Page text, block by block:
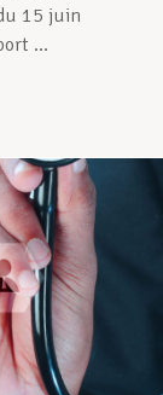
15 juin
...